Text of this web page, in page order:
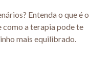
Entenda o que é o
a terapia pode te
mais equilibrado.